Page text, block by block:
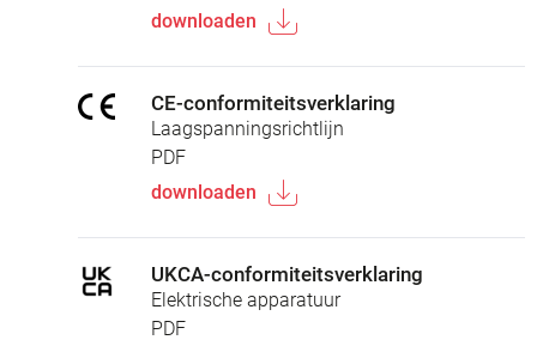
downloaden
CE-conformiteitsverklaring
Laagspanningsrichtlijn
PDF
downloaden
UKCA-conformiteitsverklaring
Elektrische apparatuur
PDF